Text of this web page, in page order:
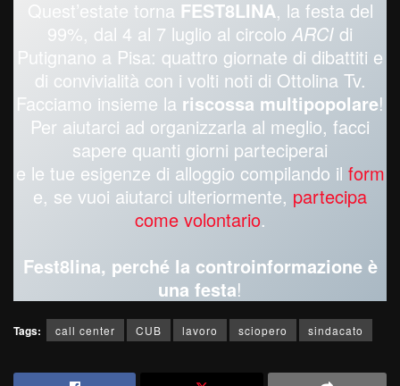
Quest’estate torna FEST8LINA, la festa del
99%, dal 4 al 7 luglio al circolo ARCI di
Putignano a Pisa: quattro giornate di dibattiti e
di convivialità con i volti noti di Ottolina Tv.
Facciamo insieme la riscossa multipopolare!
Per aiutarci ad organizzarla al meglio, facci
sapere quanti giorni parteciperai
e le tue esigenze di alloggio compilando il form
e, se vuoi aiutarci ulteriormente, partecipa
come volontario.
Fest8lina, perché la controinformazione è
una festa!
Tags: call center CUB lavoro sciopero sindacato